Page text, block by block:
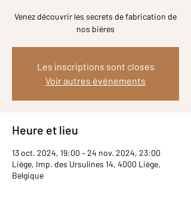
Venez découvrir les secrets de fabrication de
nos bières
Les inscriptions sont closes
Voir autres événements
Heure et lieu
13 oct. 2024, 19:00 – 24 nov. 2024, 23:00
Liège, Imp. des Ursulines 14, 4000 Liège,
Belgique